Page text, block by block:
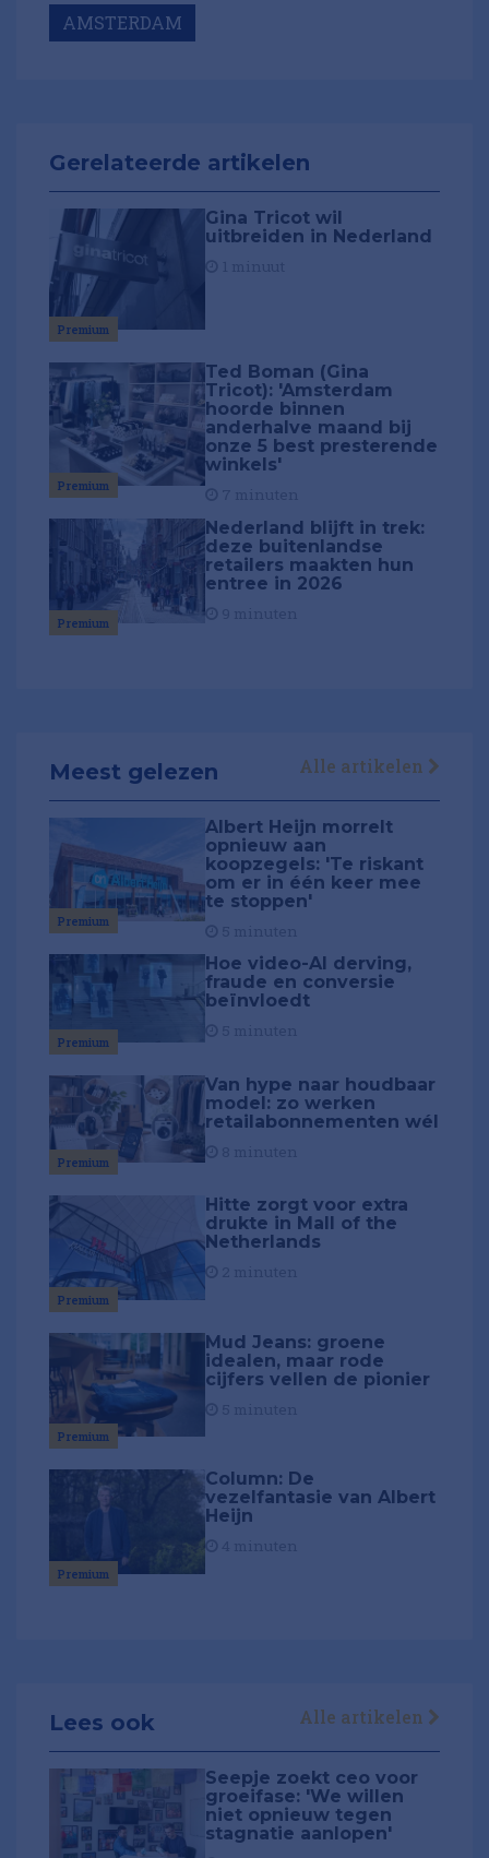
AMSTERDAM
Gerelateerde artikelen
Premium
Gina Tricot wil
uitbreiden in Nederland
Premium
Ted Boman (Gina
Tricot): 'Amsterdam
hoorde binnen
anderhalve maand bij
onze 5 best presterende
winkels'
Premium
Nederland blijft in trek:
deze buitenlandse
retailers maakten hun
entree in 2026
Meest gelezen Alle artikelen
Premium
Albert Heijn morrelt
opnieuw aan
koopzegels: 'Te riskant
om er in één keer mee
te stoppen'
Premium
Hoe video-AI derving,
fraude en conversie
beïnvloedt
Premium
Van hype naar houdbaar
model: zo werken
retailabonnementen wél
Premium
Hitte zorgt voor extra
drukte in Mall of the
Netherlands
Premium
Mud Jeans: groene
idealen, maar rode
cijfers vellen de pionier
Premium
Column: De
vezelfantasie van Albert
Heijn
Lees ook Alle artikelen
Seepje zoekt ceo voor
groeifase: 'We willen
niet opnieuw tegen
stagnatie aanlopen'